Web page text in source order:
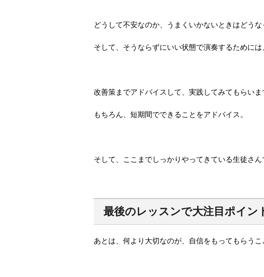
どうして不安なのか、うまくいかないときはどうな
そして、そうならずにいい状態で演奏するためには
改善策までアドバイスして、実践してみてもらいま
もちろん、短期間でできることをアドバイス。
そして、ここまでしっかりやってきている生徒さ
最後のレッスンで大注目ポイン
あとは、何より大切なのが、自信をもってもらうこ